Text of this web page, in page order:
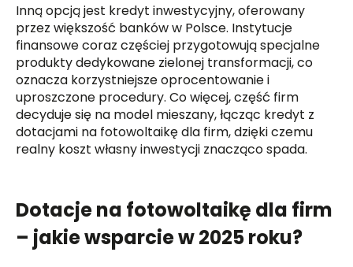
Inną opcją jest kredyt inwestycyjny, oferowany
przez większość banków w Polsce. Instytucje
finansowe coraz częściej przygotowują specjalne
produkty dedykowane zielonej transformacji, co
oznacza korzystniejsze oprocentowanie i
uproszczone procedury. Co więcej, część firm
decyduje się na model mieszany, łącząc kredyt z
dotacjami na fotowoltaikę dla firm, dzięki czemu
realny koszt własny inwestycji znacząco spada.
Dotacje na fotowoltaikę dla firm
– jakie wsparcie w 2025 roku?